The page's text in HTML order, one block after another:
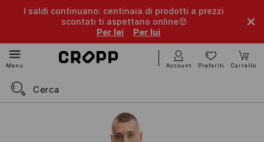
I saldi continuano: centinaia di prodotti a prezzi
scontati ti aspettano online🤑
Per lei
Per lui
Menu Account Preferiti Carrello